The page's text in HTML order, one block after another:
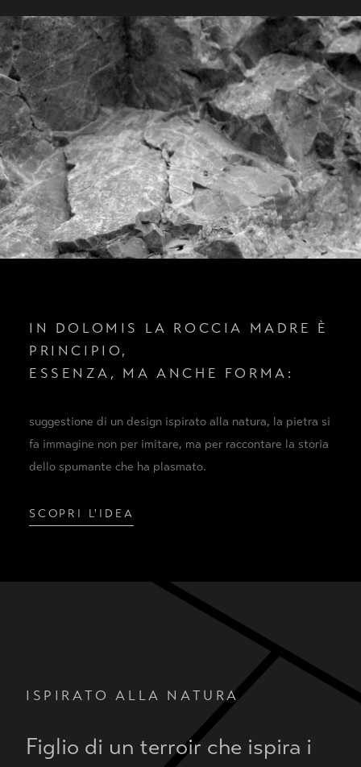
IN DOLOMIS LA ROCCIA MADRE È
PRINCIPIO,
ESSENZA, MA ANCHE FORMA:
suggestione di un design ispirato alla natura, la pietra si
fa immagine non per imitare, ma per raccontare la storia
dello spumante che ha plasmato.
SCOPRI L'IDEA
ISPIRATO ALLA NATURA
Figlio di un terroir che ispira i